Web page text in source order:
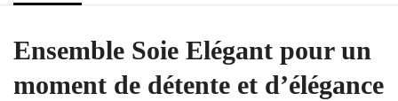
Ensemble Soie Elégant pour un
moment de détente et d’élégance